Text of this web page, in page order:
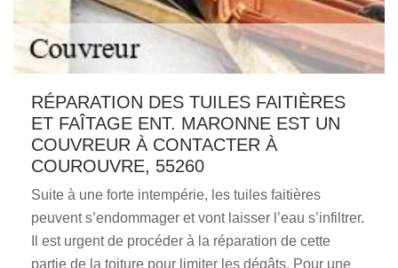
RÉPARATION DES TUILES FAITIÈRES
ET FAÎTAGE ENT. MARONNE EST UN
COUVREUR À CONTACTER À
COUROUVRE, 55260
Suite à une forte intempérie, les tuiles faitières
peuvent s’endommager et vont laisser l’eau s’infiltrer.
Il est urgent de procéder à la réparation de cette
partie de la toiture pour limiter les dégâts. Pour une